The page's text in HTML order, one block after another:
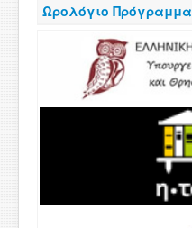
Ωρολόγιο Πρόγραμμα